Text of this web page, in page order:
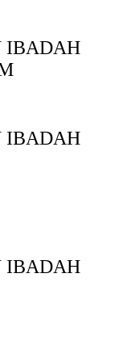
IBADAH
IBADAH
IBADAH